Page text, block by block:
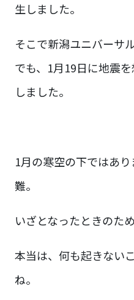
生しました。
そこで新潟ユニバーサ
でも、1月19日に地震
しました。
1月の寒空の下ではあ
難。
いざとなったときのた
本当は、何も起きない
ね。